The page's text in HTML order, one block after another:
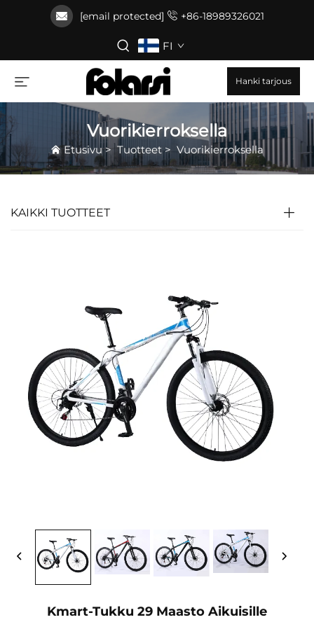
[email protected] +86-18989326021
FI
Hanki tarjous
Vuorikierroksella
Etusivu >Tuotteet> Vuorikierroksella
KAIKKI TUOTTEET
Kmart-Tukku 29 Maasto Aikuisille